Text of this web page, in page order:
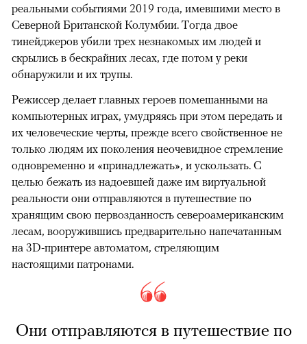
реальными событиями 2019 года, имевшими место в
Северной Британской Колумбии. Тогда двое
тинейджеров убили трех незнакомых им людей и
скрылись в бескрайних лесах, где потом у реки
обнаружили и их трупы.
Режиссер делает главных героев помешанными на
компьютерных играх, умудряясь при этом передать и
их человеческие черты, прежде всего свойственное не
только людям их поколения неочевидное стремление
одновременно и «принадлежать», и ускользать. С
целью бежать из надоевшей даже им виртуальной
реальности они отправляются в путешествие по
хранящим свою первозданность североамериканским
лесам, вооружившись предварительно напечатанным
на 3D-принтере автоматом, стреляющим
настоящими патронами.
Они отправляются в путешествие по